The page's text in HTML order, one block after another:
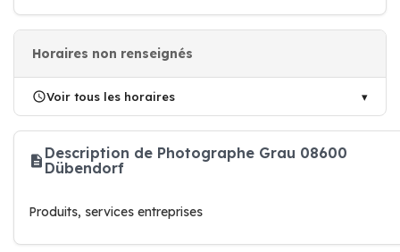
Horaires non renseignés
Voir tous les horaires
Description de Photographe Grau 08600
Dübendorf
Produits, services entreprises